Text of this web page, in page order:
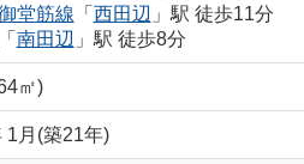
堂筋線 「 西田辺 」駅 徒歩11分
「 南田辺 」駅 徒歩8分
㎡)
1月(築21年)